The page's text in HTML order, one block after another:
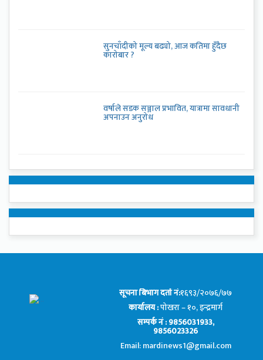
सुनचाँदीको मूल्य बढ्यो, आज कतिमा हुँदैछ
कारोबार ?
वर्षाले सडक सञ्जाल प्रभावित, यात्रामा सावधानी
अपनाउन अनुरोध
सूचना बिभाग दर्ता नं:१६९३/२०७६/७७
कार्यालय :पोखरा – १०, इन्द्रमार्ग
सम्पर्क नं : 9856031933,
9856023326
Email: mardinews1@gmail.com